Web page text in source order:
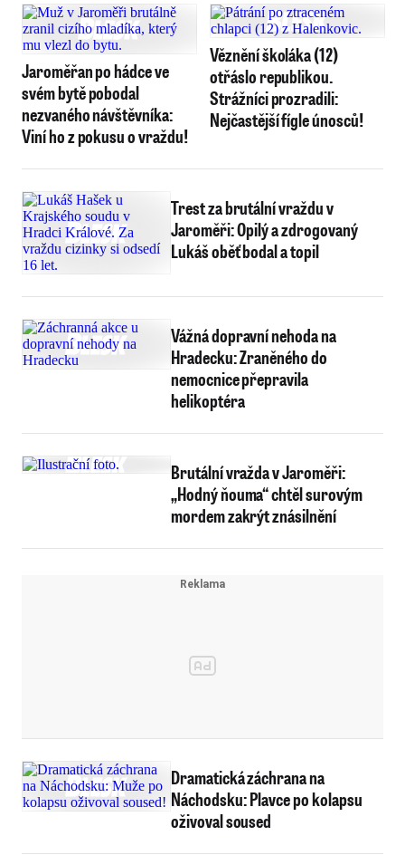
Jaroměřan po hádce ve
svém bytě pobodal
nezvaného návštěvníka:
Viní ho z pokusu o vraždu!
Věznění školáka (12)
otřáslo republikou.
Strážníci prozradili:
Nejčastější fígle únosců!
Trest za brutální vraždu v
Jaroměři: Opilý a zdrogovaný
Lukáš oběť bodal a topil
Vážná dopravní nehoda na
Hradecku: Zraněného do
nemocnice přepravila
helikoptéra
Brutální vražda v Jaroměři:
„Hodný ňouma“ chtěl surovým
mordem zakrýt znásilnění
Dramatická záchrana na
Náchodsku: Plavce po kolapsu
oživoval soused